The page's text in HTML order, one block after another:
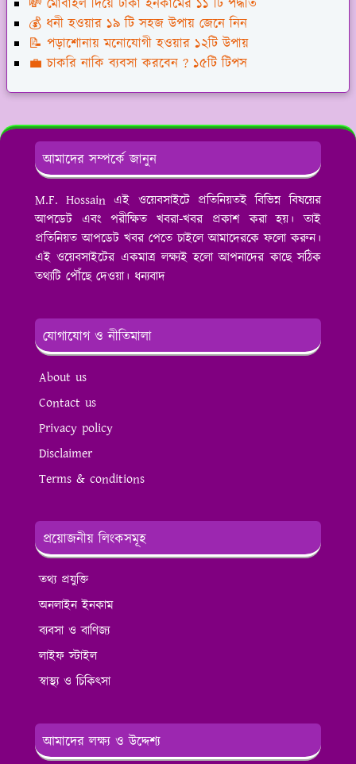
💸 মোবাইল দিয়ে টাকা ইনকামের ১১ টি পদ্ধতি
💰 ধনী হওয়ার ১৯ টি সহজ উপায় জেনে নিন
📝 পড়াশোনায় মনোযোগী হওয়ার ১২টি উপায়
💼 চাকরি নাকি ব্যবসা করবেন ? ১৫টি টিপস
আমাদের সম্পর্কে জানুন
M.F. Hossain এই ওয়েবসাইটে প্রতিনিয়তই বিভিন্ন বিষয়ের
আপডেট এবং পরীক্ষিত খবরা-খবর প্রকাশ করা হয়। তাই
প্রতিনিয়ত আপডেট খবর পেতে চাইলে আমাদেরকে ফলো করুন।
এই ওয়েবসাইটের একমাত্র লক্ষ্যই হলো আপনাদের কাছে সঠিক
তথ্যটি পৌঁছে দেওয়া। ধন্যবাদ
যোগাযোগ ও নীতিমালা
About us
Contact us
Privacy policy
Disclaimer
Terms & conditions
প্রয়োজনীয় লিংকসমূহ
তথ্য প্রযুক্তি
অনলাইন ইনকাম
ব্যবসা ও বাণিজ্য
লাইফ স্টাইল
স্বাস্থ্য ও চিকিৎসা
আমাদের লক্ষ্য ও উদ্দেশ্য